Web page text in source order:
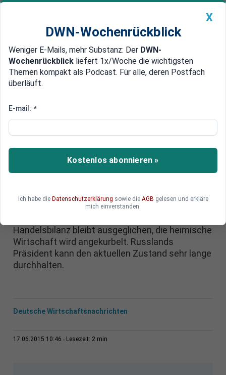
Newsticker MEIN DWN: Geldanlage Premium
Edelmetalle DWN-Magazin China
Putin kann warten
Putin hat Zeit: Schwacher Rubel
und EU-Sanktionen helfen
russischer Wirtschaft
Das Institut der Deutschen Wirtschaft (IW) hat in
Mischung aus Rubel-Verfall, niedrigen Ölpreisen
und EU-Sanktionen ist für Russland
Handelsbilanz bleibt ausgeglichen, die heimische
Wirtschaft wird angekurbelt. Russlands
Präsident kann den aktuellen Zustand sehr lange
durchhalten.
Deutsche Wirtschaftsnachrichten
17.06.2015 10:46 Lesezeit: 2 min
X
DWN-Wochenrückblick
Weniger E-Mails, mehr Substanz: Der DWN-
Wochenrückblick liefert 1x/Woche die wichtigsten
Themen kompakt als Podcast. Für alle, deren Postfach
überläuft.
E-mail: *
Kostenlos abonnieren »
Ich habe die Datenschutzerklärung sowie die AGB gelesen und erkläre
mich einverstanden.